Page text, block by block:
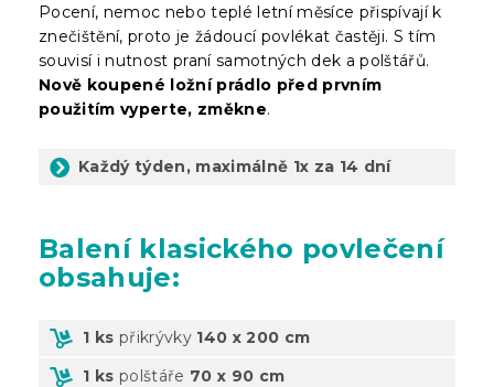
Pocení, nemoc nebo teplé letní měsíce přispívají k
znečištění, proto je žádoucí povlékat častěji. S tím
souvisí i nutnost praní samotných dek a polštářů.
Nově koupené ložní prádlo před prvním
použitím vyperte, změkne.
Každý týden, maximálně 1x za 14 dní
Baleníklasického povlečení
obsahuje:
1 ks přikrývky 140 x 200 cm
1 ks polštáře 70 x 90 cm